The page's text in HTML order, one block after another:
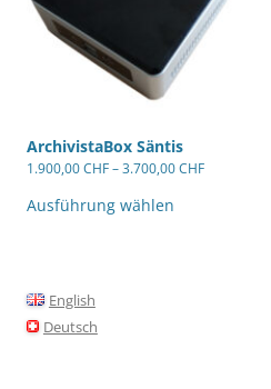
ArchivistaBox Säntis
1.900,00CHF–3.700,00CHF
Ausführung wählen
English
Deutsch